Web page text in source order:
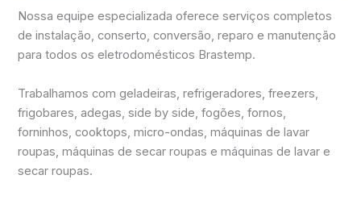
Nossa equipe especializada oferece serviços completos
de instalação, conserto, conversão, reparo e manutenção
para todos os eletrodomésticos Brastemp.
Trabalhamos com geladeiras, refrigeradores, freezers,
frigobares, adegas, side by side, fogões, fornos,
forninhos, cooktops, micro-ondas, máquinas de lavar
roupas, máquinas de secar roupas e máquinas de lavar e
secar roupas.